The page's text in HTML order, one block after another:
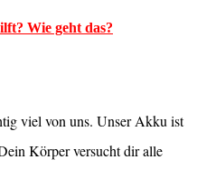
Wie geht das?
viel von uns. Unser Akku ist
Körper versucht dir alle